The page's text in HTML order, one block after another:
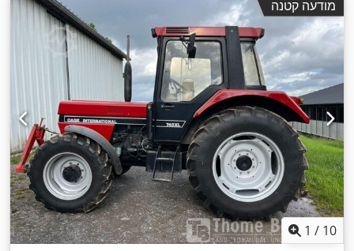
מודעה קטנה
1 / 10